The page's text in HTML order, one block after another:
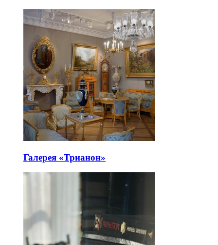
Галерея «Трианон»